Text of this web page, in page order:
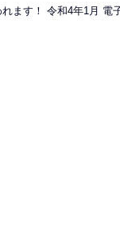
ます！ 令和4年1月 電